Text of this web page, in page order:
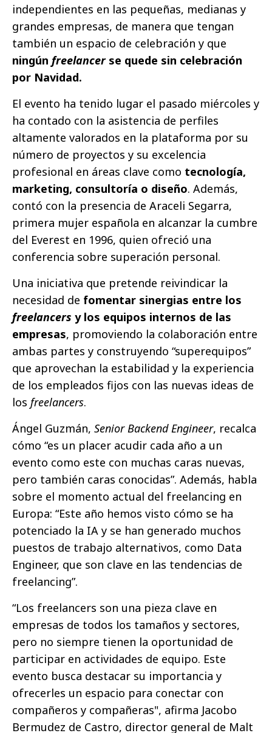
independientes en las pequeñas, medianas y
grandes empresas, de manera que tengan
también un espacio de celebración y que
ningún freelancerse quede sin celebración
por Navidad.
El evento ha tenido lugar el pasado miércoles y
ha contado con la asistencia de perfiles
altamente valorados en la plataforma por su
número de proyectos y su excelencia
profesional en áreas clave como tecnología,
marketing, consultoría o diseño. Además,
contó con la presencia de Araceli Segarra,
primera mujer española en alcanzar la cumbre
del Everest en 1996, quien ofreció una
conferencia sobre superación personal.
Una iniciativa que pretende reivindicar la
necesidad de fomentar sinergias entre los
freelancers y los equipos internos de las
empresas, promoviendo la colaboración entre
ambas partes y construyendo “superequipos”
que aprovechan la estabilidad y la experiencia
de los empleados fijos con las nuevas ideas de
los freelancers.
Ángel Guzmán, Senior Backend Engineer, recalca
cómo “es un placer acudir cada año a un
evento como este con muchas caras nuevas,
pero también caras conocidas”. Además, habla
sobre el momento actual del freelancing en
Europa: “Este año hemos visto cómo se ha
potenciado la IA y se han generado muchos
puestos de trabajo alternativos, como Data
Engineer, que son clave en las tendencias de
freelancing”.
“Los freelancers son una pieza clave en
empresas de todos los tamaños y sectores,
pero no siempre tienen la oportunidad de
participar en actividades de equipo. Este
evento busca destacar su importancia y
ofrecerles un espacio para conectar con
compañeros y compañeras", afirma Jacobo
Bermudez de Castro, director general de Malt